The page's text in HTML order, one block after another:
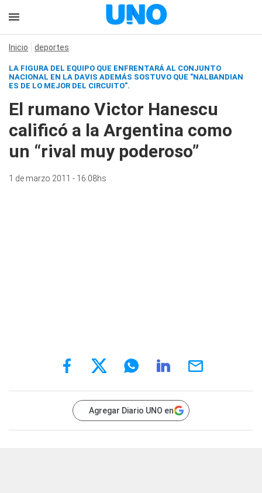
Inicio deportes
LA FIGURA DEL EQUIPO QUE ENFRENTARÁ AL CONJUNTO
NACIONAL EN LA DAVIS ADEMÁS SOSTUVO QUE "NALBANDIAN
ES DE LO MEJOR DEL CIRCUITO".
El rumano Victor Hanescu
calificó a la Argentina como
un “rival muy poderoso”
1 de marzo 2011 - 16:08hs
Agregar Diario UNO en